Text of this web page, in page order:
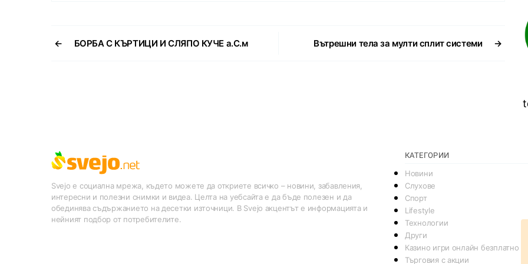
← БОРБА С КЪРТИЦИ И СЛЯПО КУЧЕ а.С.м →
Вътрешни тела за мулти сплит системи
Svejo е социална мрежа, където можете да откриете всичко – новини, забавления,
интересни и полезни снимки и видеа. Целта на уебсайта е да бъде полезен и да
обединява съдържанието на десетки източници. В Svejo акцентът е информацията и
нейният подбор от потребителите.
КАТЕГОРИИ
Новини
Слухове
Спорт
Lifestyle
Технологии
Други
Казино игри онлайн безплатно
Търговия с акции